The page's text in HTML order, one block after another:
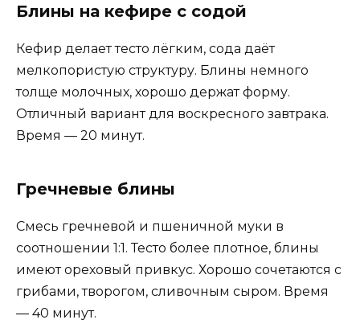
Блины на кефире с содой
Кефир делает тесто лёгким, сода даёт
мелкопористую структуру. Блины немного
толще молочных, хорошо держат форму.
Отличный вариант для воскресного завтрака.
Время — 20 минут.
Гречневые блины
Смесь гречневой и пшеничной муки в
соотношении 1:1. Тесто более плотное, блины
имеют ореховый привкус. Хорошо сочетаются с
грибами, творогом, сливочным сыром. Время
— 40 минут.